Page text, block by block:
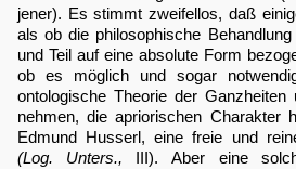
jener). Es stimmt zweifellos, daß
als ob die philosophische
und Teil auf eine absolute Form
ob es möglich und sogar
ontologische Theorie der
nehmen, die apriorischen
Edmund Husserl, eine freie und
(Log. Unters., III). Aber eine